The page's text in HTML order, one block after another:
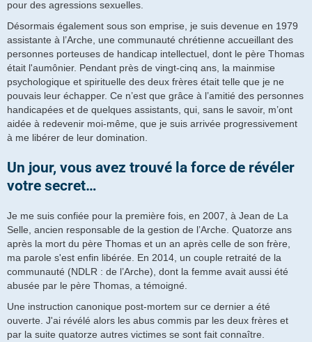
pour des agressions sexuelles.
Désormais également sous son emprise, je suis devenue en 1979
assistante à l’Arche, une communauté chrétienne accueillant des
personnes porteuses de handicap intellectuel, dont le père Thomas
était l'aumônier. Pendant près de vingt-cinq ans, la mainmise
psychologique et spirituelle des deux frères était telle que je ne
pouvais leur échapper. Ce n’est que grâce à l’amitié des personnes
handicapées et de quelques assistants, qui, sans le savoir, m’ont
aidée à redevenir moi-même, que je suis arrivée progressivement
à me libérer de leur domination.
Un jour, vous avez trouvé la force de révéler
votre secret…
Je me suis confiée pour la première fois, en 2007, à Jean de La
Selle, ancien responsable de la gestion de l’Arche. Quatorze ans
après la mort du père Thomas et un an après celle de son frère,
ma parole s'est enfin libérée. En 2014, un couple retraité de la
communauté (NDLR : de l’Arche), dont la femme avait aussi été
abusée par le père Thomas, a témoigné.
Une instruction canonique post-mortem sur ce dernier a été
ouverte. J'ai révélé alors les abus commis par les deux frères et
par la suite quatorze autres victimes se sont fait connaître.